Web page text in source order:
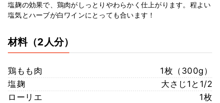
塩麹の効果で、鶏肉がしっとりやわらかく仕上がります。程よい
塩気とハーブが白ワインにとっても合います！
材料（2人分）
鶏もも肉
1枚（300g）
塩麹
大さじ1と1/2
ローリエ
1枚